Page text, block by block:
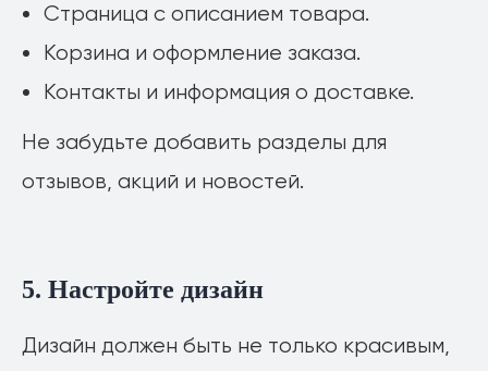
Страница с описанием товара.
Корзина и оформление заказа.
Контакты и информация о доставке.
Не забудьте добавить разделы для
отзывов, акций и новостей.
5. Настройте дизайн
Дизайн должен быть не только красивым,